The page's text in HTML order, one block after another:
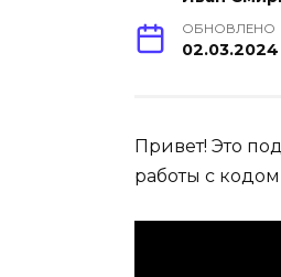
ОБНОВЛЕНО
02.03.2024
Привет! Это
работы с